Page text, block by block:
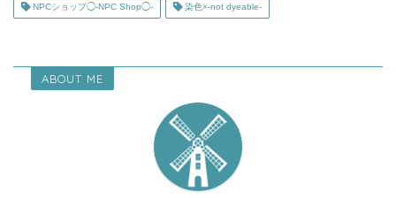
NPCショップ◯-NPC Shop◯- 染色×-not dyeable-
ABOUT ME